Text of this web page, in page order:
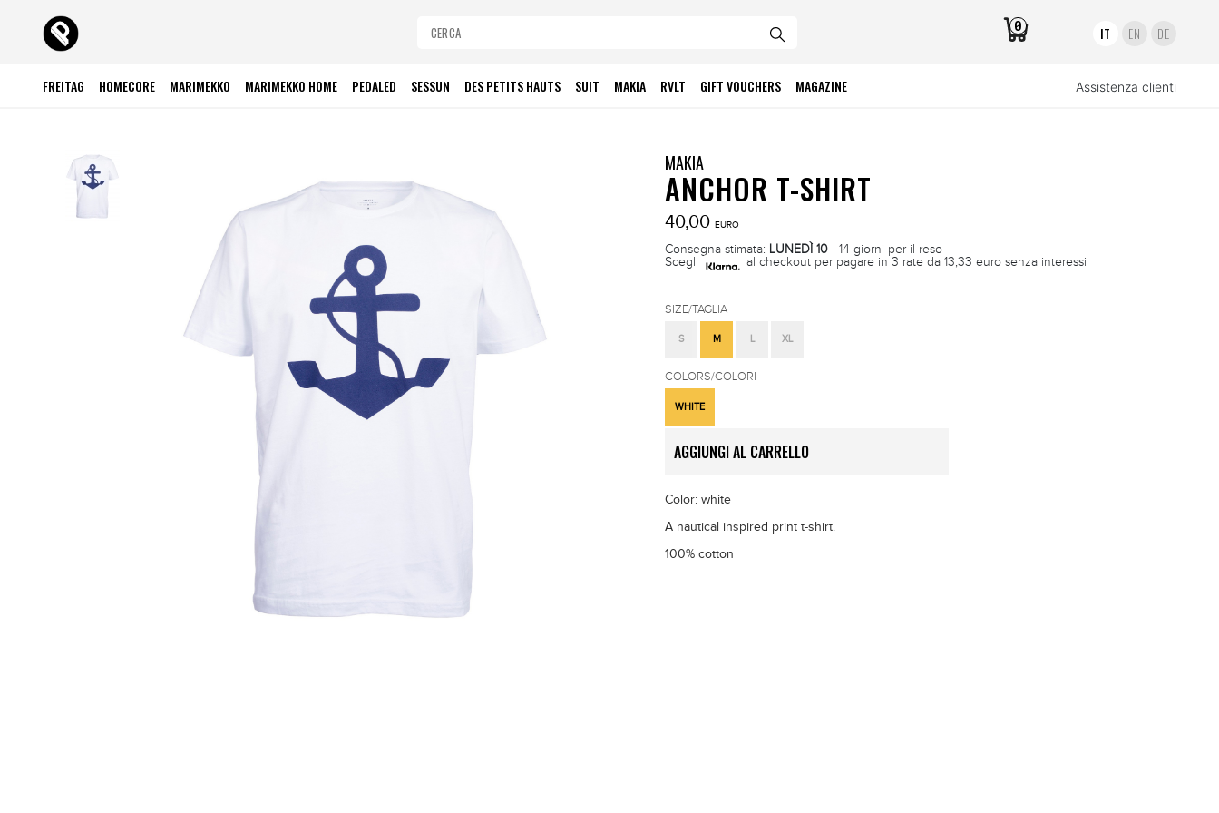
0 IT EN DE
FREITAG HOMECORE MARIMEKKO MARIMEKKO HOME PEDALED SESSUN DES PETITS HAUTS SUIT MAKIA RVLT GIFT VOUCHERS MAGAZINE Assistenza clienti
MAKIA
ANCHOR T-SHIRT
40,00 EURO
Consegna stimata: LUNEDÌ 10 - 14 giorni per il reso
Scegli
al checkout per pagare in 3 rate da 13,33 euro senza interessi
SIZE/TAGLIA
S M L XL
COLORS/COLORI
WHITE
AGGIUNGI AL CARRELLO
Color: white
A nautical inspired print t-shirt.
100% cotton